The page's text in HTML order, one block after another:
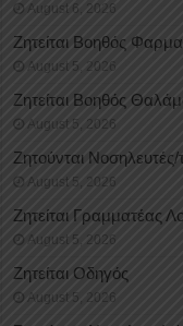
August 6, 2026
Ζητείται Βοηθός
August 5, 2026
Ζητείται Βοηθός
August 5, 2026
Ζητούνται Νοσηλευτές/
August 5, 2026
Ζητείται Γραμματέας
August 5, 2026
Ζητείται Οδηγός
August 5, 2026